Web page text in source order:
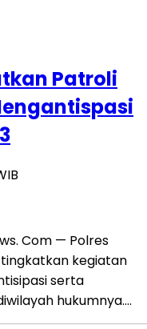
Patroli
Com — Polres
tingkatkan kegiatan
serta
hukumnya….